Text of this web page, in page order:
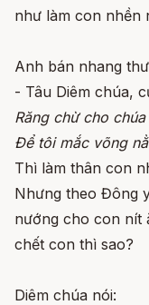
như làm con nhền
Anh bán nhang
- Tâu Diêm chúa,
Răng chừ cho
Để tôi mắc võng
Thì làm thân con
Nhưng theo Đông
nướng cho con nít
chết con thì sao?
Diêm chúa nói: